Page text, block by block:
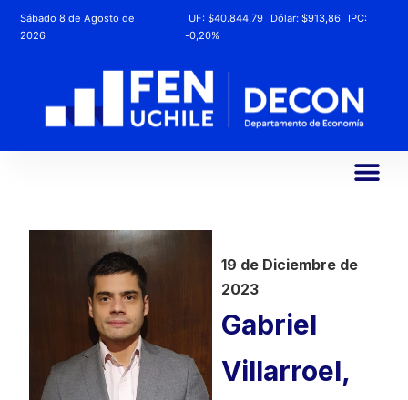
Sábado 8 de Agosto de
2026
UF:$40.844,79 Dólar:$913,86
IPC:
-0,20%
19 de Diciembre de
2023
Gabriel
Villarroel,